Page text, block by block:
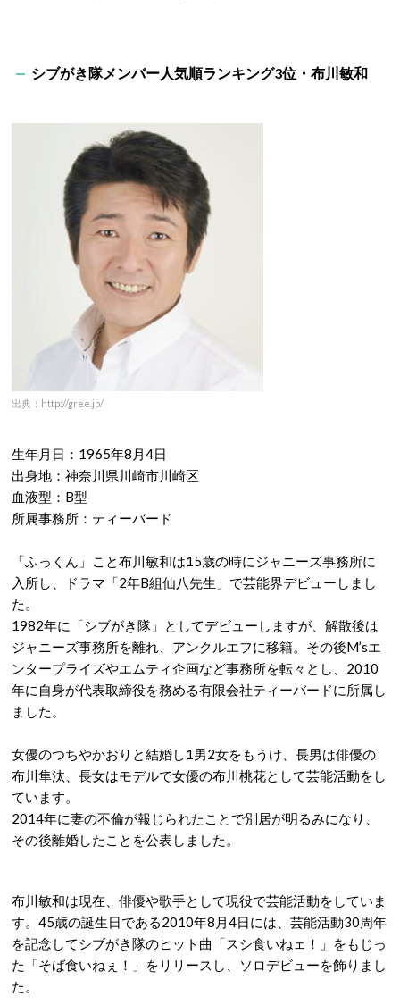
シブがき隊メンバー人気順ランキング3位・布川敏和
出典：http://gree.jp/
生年月日：1965年8月4日
出身地：神奈川県川崎市川崎区
血液型：B型
所属事務所：ティーバード
「ふっくん」こと布川敏和は15歳の時にジャニーズ事務所に
入所し、ドラマ「2年B組仙八先生」で芸能界デビューしまし
た。
1982年に「シブがき隊」としてデビューしますが、解散後は
ジャニーズ事務所を離れ、アンクルエフに移籍。その後M’sエ
ンタープライズやエムティ企画など事務所を転々とし、2010
年に自身が代表取締役を務める有限会社ティーバードに所属し
ました。
女優のつちやかおりと結婚し1男2女をもうけ、長男は俳優の
布川隼汰、長女はモデルで女優の布川桃花として芸能活動をし
ています。
2014年に妻の不倫が報じられたことで別居が明るみになり、
その後離婚したことを公表しました。
布川敏和は現在、俳優や歌手として現役で芸能活動をしていま
す。45歳の誕生日である2010年8月4日には、芸能活動30周年
を記念してシブがき隊のヒット曲「スシ食いねェ！」をもじっ
た「そば食いねぇ！」をリリースし、ソロデビューを飾りまし
た。